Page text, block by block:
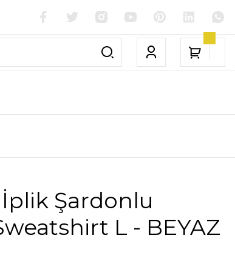
Şardonlu
L - BEYAZ